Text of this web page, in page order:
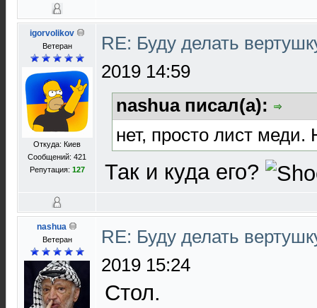
igorvolikov
Ветеран
Откуда: Киев
Сообщений: 421
Репутация: 127
RE: Буду делать
2019 14:59
nashua писал(а):
нет, просто лист
Так и куда его?
nashua
Ветеран
RE: Буду делать
2019 15:24
Стол.